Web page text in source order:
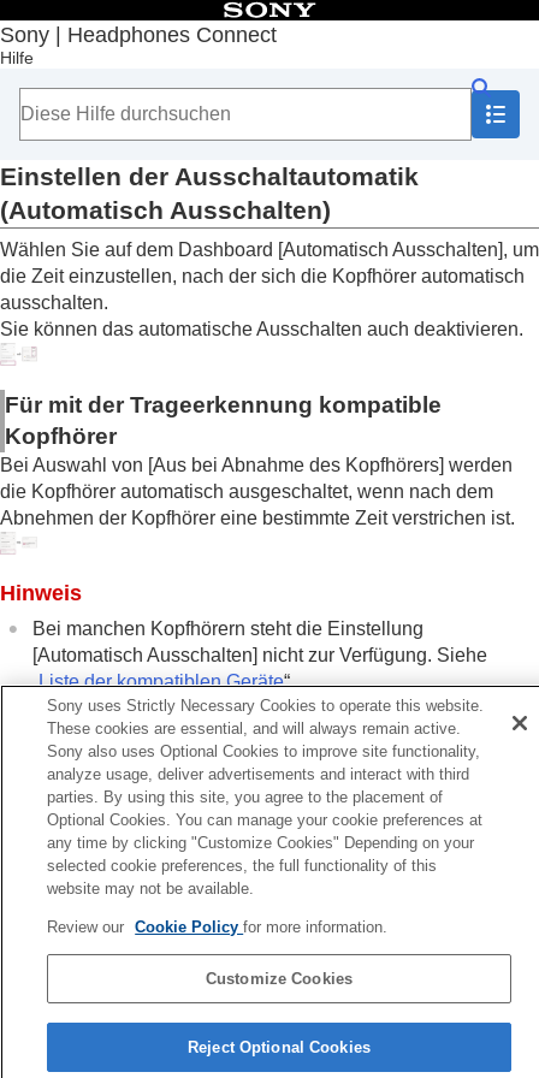
Sony | Headphones Connect
Hilfe
Inhaltsverzeichnis
Anfang
Erste Schritte
Hinweise zur Bedienung
Hinweis zum Dashboard von „Sony | Headphones
Connect
Auf der Registerkarte [Status] angezeigte
Funktionen
Auf der Registerkarte [Sound] angezeigte
Funktionen
Auf der Registerkarte [System] angezeigte
Funktionen
Ändern der Einstellung für den
Sprachassistenten
Ein-/Ausschalten der Aktivierung von
Alexa mit der Stimme (Den Sprachassistenten
mit Ihrer Stimme aktivieren)
Automatisches Einstellen der Lautstärke je
Touchsensors
Wechseln der Tippfunktion
Ändern der Einstellung für
Weitbereich-
Antippen
Einstellen des Touchsensor-Bedienfelds
Ändern der[Umg.geräusch-Strg]-
Bedienungseinstellung
Wechseln des Service, derQuick Access
zugewiesen wurde
Ändern der Prioritätseinstellung (LE Audio-
Verbindungsqualität) für dieBLUETOOTH-
Verbindung (LE Audio
Aktivieren der Kopfhörersteuerung durch
Einstellen einerLE Audio-Verbindung für
Kopfhörer
Bestimmen der optimalen Größe der
Einstellen der Ausschaltautomatik
(Automatisch Ausschalten)
Wählen Sie auf dem Dashboard [Automatisch Ausschalten], um
die Zeit einzustellen, nach der sich die Kopfhörer automatisch
ausschalten.
Sie können das automatische Ausschalten auch deaktivieren.
Für mit der Trageerkennung kompatible
Kopfhörer
Bei Auswahl von [Aus bei Abnahme des Kopfhörers] werden
die Kopfhörer automatisch ausgeschaltet, wenn nach dem
Abnehmen der Kopfhörer eine bestimmte Zeit verstrichen ist.
Hinweis
Bei manchen Kopfhörern steht die Einstellung
[Automatisch Ausschalten] nicht zur Verfügung. Siehe
„Liste der kompatiblen Geräte“.
Verwandtes Thema
Liste der kompatiblen Geräte
der optimalen Größe der Ohrstöpsel-Aufsätze
Pausieren der Musikwiedergabe bei Abnahme der
(Pausiert bei Abnahme des
Sprachenauswahlseite
4-730-254-46(1)
Sony uses Strictly Necessary Cookies to operate this website.
These cookies are essential, and will always remain active.
Sony also uses Optional Cookies to improve site functionality,
analyze usage, deliver advertisements and interact with third
parties. By using this site, you agree to the placement of
Optional Cookies. You can manage your cookie preferences at
any time by clicking "Customize Cookies" Depending on your
selected cookie preferences, the full functionality of this
website may not be available.
Review our Cookie Policyfor more information.
Customize Cookies
Reject Optional Cookies